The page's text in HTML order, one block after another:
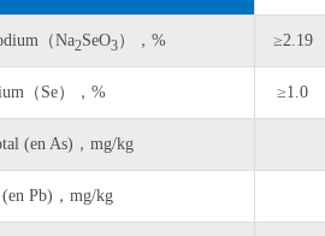
（Na2SeO3），% ≥2.19
（Se），% ≥1.0
(en As)，mg/kg
Pb)，mg/kg